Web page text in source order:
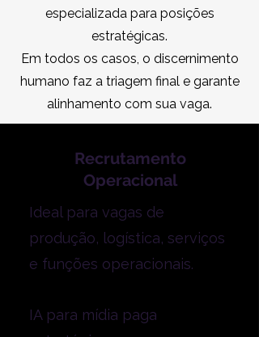
especializada para posições
estratégicas.
Em todos os casos, o discernimento
humano faz a triagem final e garante
alinhamento com sua vaga.
Recrutamento
Operacional
Ideal para vagas de
produção, logística, serviços
e funções operacionais.
IA para mídia paga